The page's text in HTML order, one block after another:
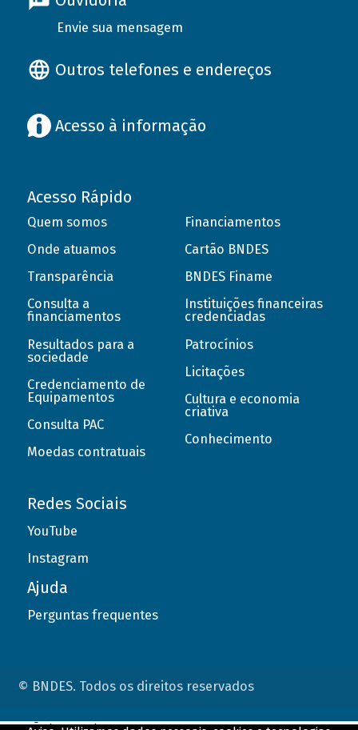
Envie sua mensagem
Outros telefones e endereços
Acesso à informação
Acesso Rápido
Quem somos
Onde atuamos
Transparência
Consulta a
financiamentos
Resultados para a
sociedade
Credenciamento de
Equipamentos
Consulta PAC
Moedas contratuais
Financiamentos
Cartão BNDES
BNDES Finame
Instituições financeiras
credenciadas
Patrocínios
Licitações
Cultura e economia
criativa
Conhecimento
Redes Sociais
YouTube
Instagram
Ajuda
Perguntas frequentes
© BNDES. Todos os direitos reservados